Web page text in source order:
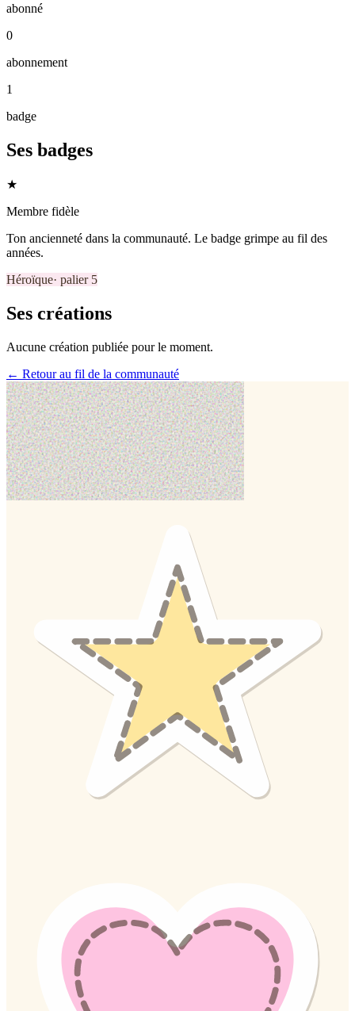
abonné
0
abonnement
1
badge
Ses badges
★
Membre fidèle
Ton ancienneté dans la communauté. Le badge grimpe au fil des
années.
Héroïque· palier 5
Ses créations
Aucune création publiée pour le moment.
← Retour au fil de la communauté